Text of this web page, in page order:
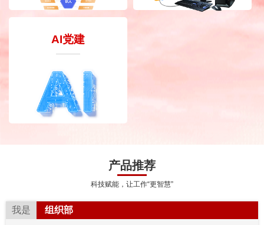
AI党建
产品推荐
科技赋能，让工作“更智慧”
我是 组织部